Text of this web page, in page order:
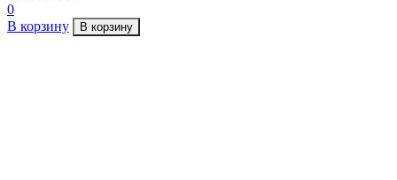
0
В корзину
В корзину